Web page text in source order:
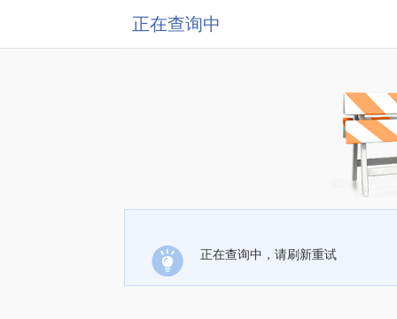
正在查询中
正在查询中，请刷新重试